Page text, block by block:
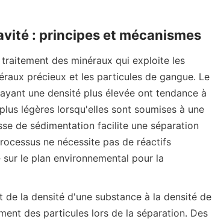
des minéraux qui exploite les
précieux et les particules de gangue. Le
une densité plus élevée ont tendance à
légères lorsqu'elles sont soumises à une
de sédimentation facilite une séparation
ne nécessite pas de réactifs
le plan environnemental pour la
la densité d'une substance à la densité de
des particules lors de la séparation. Des